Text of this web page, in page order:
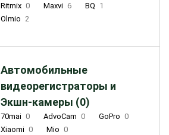
Ritmix 0 Maxvi 6 BQ 1
Olmio 2
Автомобильные
видеорегистраторы и
Экшн-камеры (0)
70mai 0 AdvoCam 0 GoPro 0
Xiaomi 0 Mio 0